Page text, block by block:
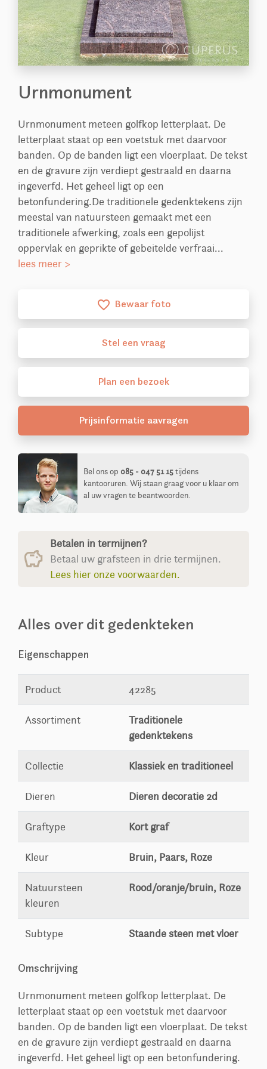
Urnmonument
Urnmonument meteen golfkop letterplaat. De
letterplaat staat op een voetstuk met daarvoor
banden. Op de banden ligt een vloerplaat. De tekst
en de gravure zijn verdiept gestraald en daarna
ingeverfd. Het geheel ligt op een
betonfundering.De traditionele gedenktekens zijn
meestal van natuursteen gemaakt met een
traditionele afwerking, zoals een gepolijst
oppervlak en geprikte of gebeitelde verfraai...
lees meer >
favorite_border Bewaar foto
Stel een vraag
Plan een bezoek
Prijsinformatie aavragen
Bel ons op 085 - 047 51 15tijdens
kantooruren. Wij staan graag voor u klaar om
al uw vragen te beantwoorden.
Betalen in termijnen?
Betaal uw grafsteen in drie termijnen.
Lees hier onze voorwaarden.
Alles over dit gedenkteken
Eigenschappen
Product 42285
Assortiment
Traditionele
gedenktekens
Collectie Klassiek en traditioneel
Dieren Dieren decoratie 2d
Graftype Kort graf
Kleur Bruin, Paars, Roze
Natuursteen
kleuren
Rood/oranje/bruin, Roze
Subtype Staande steen met vloer
Omschrijving
Urnmonument meteen golfkop letterplaat. De
letterplaat staat op een voetstuk met daarvoor
banden. Op de banden ligt een vloerplaat. De tekst
en de gravure zijn verdiept gestraald en daarna
ingeverfd. Het geheel ligt op een betonfundering.